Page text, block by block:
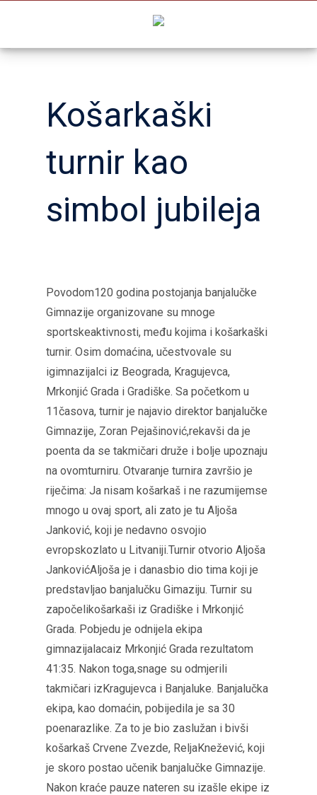
Košarkaški
turnir kao
simbol jubileja
Povodom120 godina postojanja banjalučke
Gimnazije organizovane su mnoge
sportskeaktivnosti, među kojima i košarkaški
turnir. Osim domaćina, učestvovale su
igimnazijalci iz Beograda, Kragujevca,
Mrkonjić Grada i Gradiške. Sa početkom u
11časova, turnir je najavio direktor banjalučke
Gimnazije, Zoran Pejašinović,rekavši da je
poenta da se takmičari druže i bolje upoznaju
na ovomturniru. Otvaranje turnira završio je
riječima: Ja nisam košarkaš i ne razumijemse
mnogo u ovaj sport, ali zato je tu Aljoša
Janković, koji je nedavno osvojio
evropskozlato u Litvaniji.Turnir otvorio Aljoša
JankovićAljoša je i danasbio dio tima koji je
predstavljao banjalučku Gimaziju. Turnir su
započelikošarkaši iz Gradiške i Mrkonjić
Grada. Pobjedu je odnijela ekipa
gimnazijalacaiz Mrkonjić Grada rezultatom
41:35. Nakon toga,snage su odmjerili
takmičari izKragujevca i Banjaluke. Banjalučka
ekipa, kao domaćin, pobijedila je sa 30
poenarazlike. Za to je bio zaslužan i bivši
košarkaš Crvene Zvezde, ReljaKnežević, koji
je skoro postao učenik banjalučke Gimnazije.
Nakon kraće pauze nateren su izašle ekipe iz